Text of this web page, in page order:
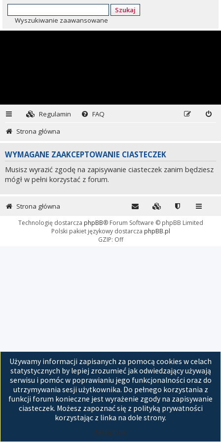
Szukaj
Wyszukiwanie zaawansowane
Regulamin
FAQ
Strona główna
WYMAGANE ZAAKCEPTOWANIE CIASTECZEK
Musisz wyrazić zgodę na zapisywanie ciasteczek zanim będziesz
mógł w pełni korzystać z forum.
Używamy informacji zapisanych za pomocą cookies w celach
statystycznych by lepiej zrozumieć jak odwiedzający używają
serwisu i pomóc w poprawianiu jego funkcjonalności oraz do
utrzymywania sesji użytkownika. Do pełnego korzystania z
funkcji forum konieczne jest wyrażenie zgody na zapisywanie
ciasteczek. Możesz zapoznać się z polityką prywatności
korzystając z linka na dole strony.
Akceptuję
Strona główna
Technologię dostarcza phpBB® Forum Software © phpBB Limited
Polski pakiet językowy dostarcza phpBB.pl
GZIP: Off